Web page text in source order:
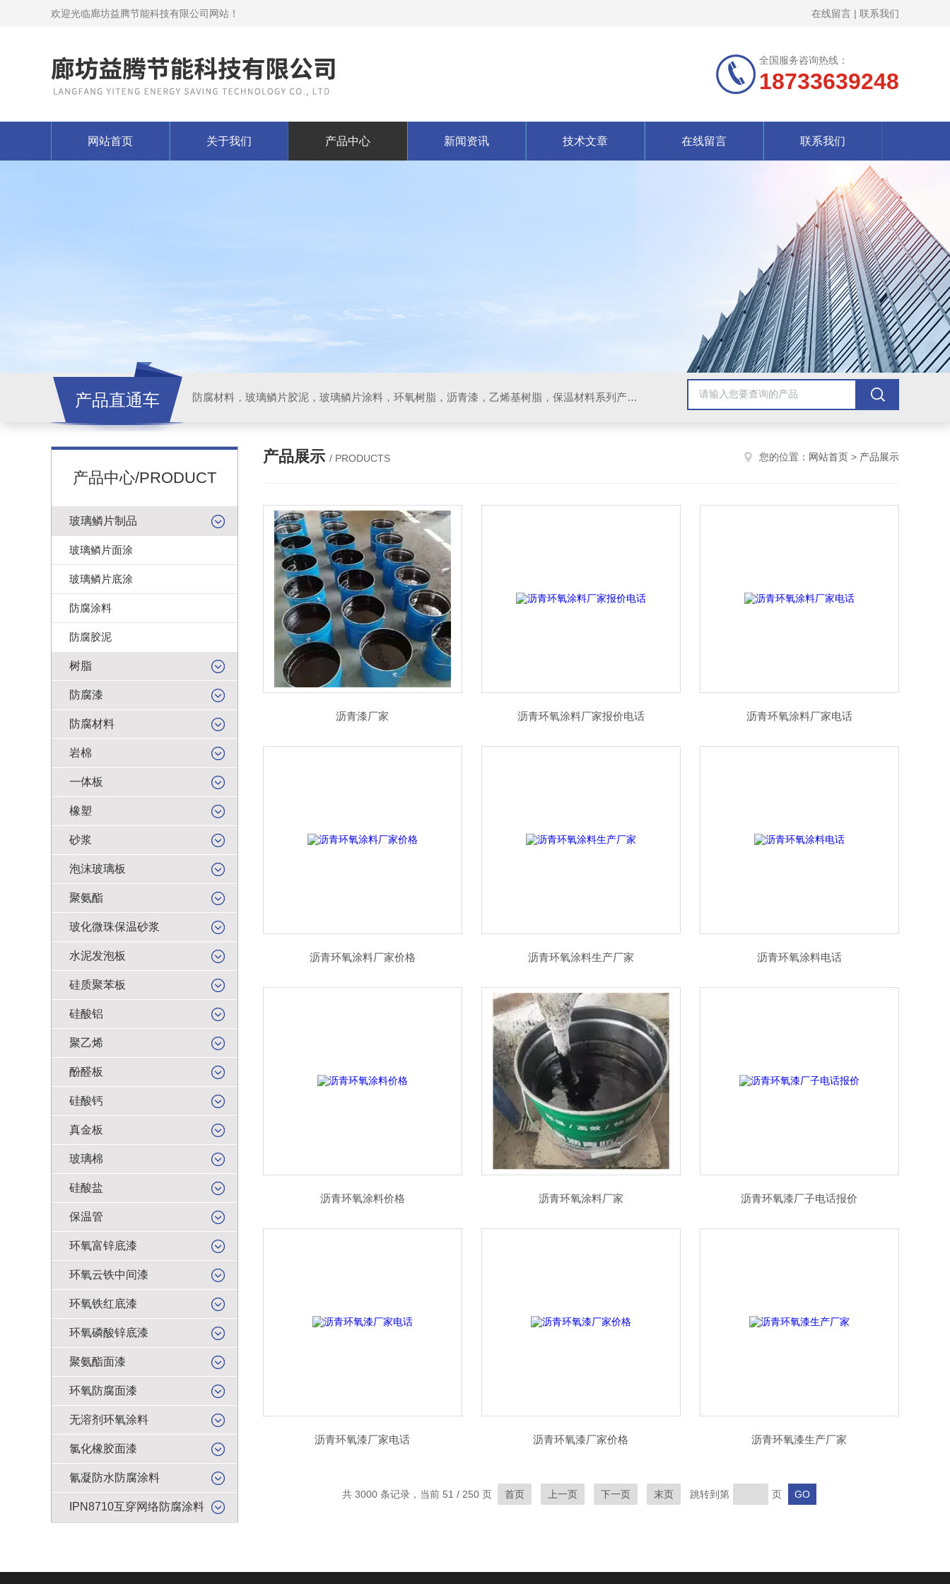
欢迎光临廊坊益腾节能科技有限公司网站！ 在线留言 | 联系我们
全国服务咨询热线：
18733639248
网站首页 关于我们 产品中心 新闻资讯 技术文章 在线留言 联系我们
产品直通车 防腐材料，玻璃鳞片胶泥，玻璃鳞片涂料，环氧树脂，沥青漆，乙烯基树脂，保温材料系列产品。
产品中心/PRODUCT
玻璃鳞片制品
玻璃鳞片面涂
玻璃鳞片底涂
防腐涂料
防腐胶泥
树脂
防腐漆
防腐材料
岩棉
一体板
橡塑
砂浆
泡沫玻璃板
聚氨酯
玻化微珠保温砂浆
水泥发泡板
硅质聚苯板
硅酸铝
聚乙烯
酚醛板
硅酸钙
真金板
玻璃棉
硅酸盐
保温管
环氧富锌底漆
环氧云铁中间漆
环氧铁红底漆
环氧磷酸锌底漆
聚氨酯面漆
环氧防腐面漆
无溶剂环氧涂料
氯化橡胶面漆
氰凝防水防腐涂料
IPN8710互穿网络防腐涂料
产品展示 / PRODUCTS 您的位置： 网站首页 > 产品展示
沥青漆厂家 沥青环氧涂料厂家报价电话 沥青环氧涂料厂家电话
沥青环氧涂料厂家价格 沥青环氧涂料生产厂家 沥青环氧涂料电话
沥青环氧涂料价格 沥青环氧涂料厂家 沥青环氧漆厂子电话报价
沥青环氧漆厂家电话 沥青环氧漆厂家价格 沥青环氧漆生产厂家
共 3000 条记录，当前 51 / 250 页 首页 上一页 下一页 末页 跳转到第 页